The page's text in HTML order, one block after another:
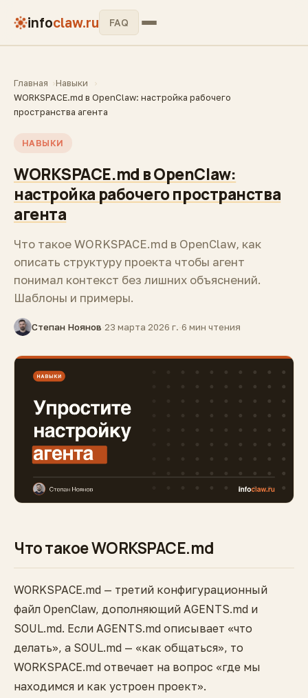
infoclaw.ru FAQ
Главная
Навыки
WORKSPACE.md в OpenClaw: настройка рабочего
пространства агента
НАВЫКИ
WORKSPACE.md в OpenClaw:
настройка рабочего пространства
агента
Что такое WORKSPACE.md в OpenClaw, как
описать структуру проекта чтобы агент
понимал контекст без лишних объяснений.
Шаблоны и примеры.
Степан Ноянов·23 марта 2026 г.·6 мин чтения
Что такое WORKSPACE.md
WORKSPACE.md — третий конфигурационный
файл OpenClaw, дополняющий AGENTS.md и
SOUL.md. Если AGENTS.md описывает «что
делать», а SOUL.md — «как общаться», то
WORKSPACE.md отвечает на вопрос «где мы
находимся и как устроен проект».